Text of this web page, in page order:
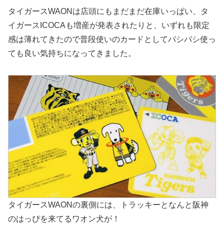
タイガースWAONは店頭にもまだまだ在庫いっぱい、タ
イガースICOCAも増産が発表されたりと、いずれも限定
感は薄れてきたので普段使いのカードとしてバシバシ使っ
ても良い気持ちになってきました。
タイガースWAONの裏側には、トラッキーとなんと阪神
のはっぴを来てるワオン犬が！